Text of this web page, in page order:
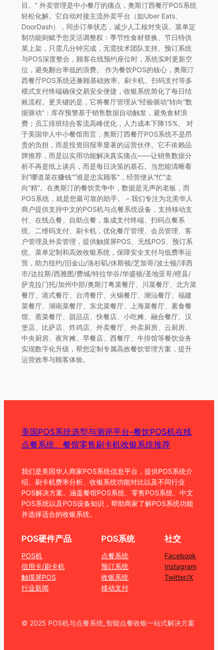
目。” 外卖管理是中小餐厅的痛点，奥斯汀西餐厅POS系统
轻松化解。它自动对接主流外卖平台（如Uber Eats、
DoorDash），同步订单状态，减少人工核对失误。菜单定
制功能则赋予您灵活调整权：季节性食材替换、节日特供
菜上架，只需几分钟完成，无需技术团队支持。预订系统
与POS深度整合，顾客在线预约座位时，系统实时更新空
位，避免翻台率低的浪费。 作为餐饮POS的核心，奥斯汀
西餐厅POS系统还兼顾基础效率。刷卡机、扫码支付等多
模式支付终端确保交易安全便捷，收银系统简化了每日结
账流程。更关键的是，它将餐厅管理从“经验驱动”转向“数
据驱动”：库存预警基于销售数据自动触发，避免食材浪
费；员工排班结合客流高峰优化，人力成本下降15%。 对
于美国华人中小餐馆而言，奥斯汀西餐厅POS系统不是昂
贵的负担，而是投资回报率显著的运营伙伴。它不依赖品
牌推荐，而是以实用功能解决真实痛点——让销售数据分
析不再是纸上谈兵，而是每日决策的基石。当您能清晰看
到“哪道菜在赚钱”“谁是忠实顾客”，经营便从“忙”走
向“精”。在奥斯汀的餐饮竞争中，数据是无声的老板，而
POS系统，就是您最可靠的助手。 – 我们专注为北美华人
商户提供支持中文的POS机与点餐系统设备，支持移动支
付、在线点餐、自助点餐，集成支付终端、扫码点餐系
统、二维码支付、刷卡机，优化餐厅管理、会员管理、客
户管理及外卖管理，提供触摸屏POS、无线POS、预订系
统、菜单定制和高效收银系统，保障安全支付与低费率运
营，助力纽约/旧金山/洛杉矶/休斯顿/芝加哥/波士顿/泽西
市/达拉斯/西雅图/费城/特拉华谷/华盛顿/圣地亚哥/橙县/
萨克拉门托/加州中部/奥斯汀粤菜餐厅、川菜餐厅、北方菜
餐厅、港式餐厅、台湾餐厅、火锅餐厅、潮汕餐厅、福建
菜餐厅、湖南菜餐厅、东北菜餐厅、上海菜餐厅、素食餐
馆、斋菜餐厅、甜品店、快餐店、小吃摊、融合餐厅、汉
堡店、比萨店、炸鸡店、外卖餐厅、外卖厨房、云厨房、
中央厨房、夜宵摊、早餐店、西餐厅、牛排馆等餐饮业务
实现数字化升级，帮您定制专属高效餐饮管理方案，提升
运营效率与顾客体验。
美国POS系统选型与测评平台-餐饮POS机在线
点餐系统、餐馆零售刷卡机收银系统推荐
我们是美国华人商家POS系统信息平台，提供POS系统介
绍、刷卡机费率分析、收银系统功能对比以及不同行业
POS解决方案。涵盖餐馆POS系统、零售POS系统、中文
POS系统以及POS设备知识，帮助商家了解POS系统功能
并选择适合的收银系统。
POS硬件产品
POS机
信用卡/刷卡机
触摸屏POS
行业新闻
POS系统
点餐系统
预订系统
收银系统
移动支付
社交
Facebook
Instagram
Twitter/X
© 2025 POS机与点餐系统_智能点餐收银一站式解决方案